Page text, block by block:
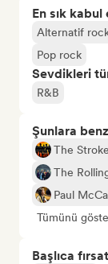
En sık
Alternatif
Pop rock
Sevdikleri
R&B
Şunlara
The
The
Paul
Tümünü
Başlıca